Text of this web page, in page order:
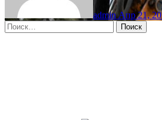
adminАпр 21,
Найти: